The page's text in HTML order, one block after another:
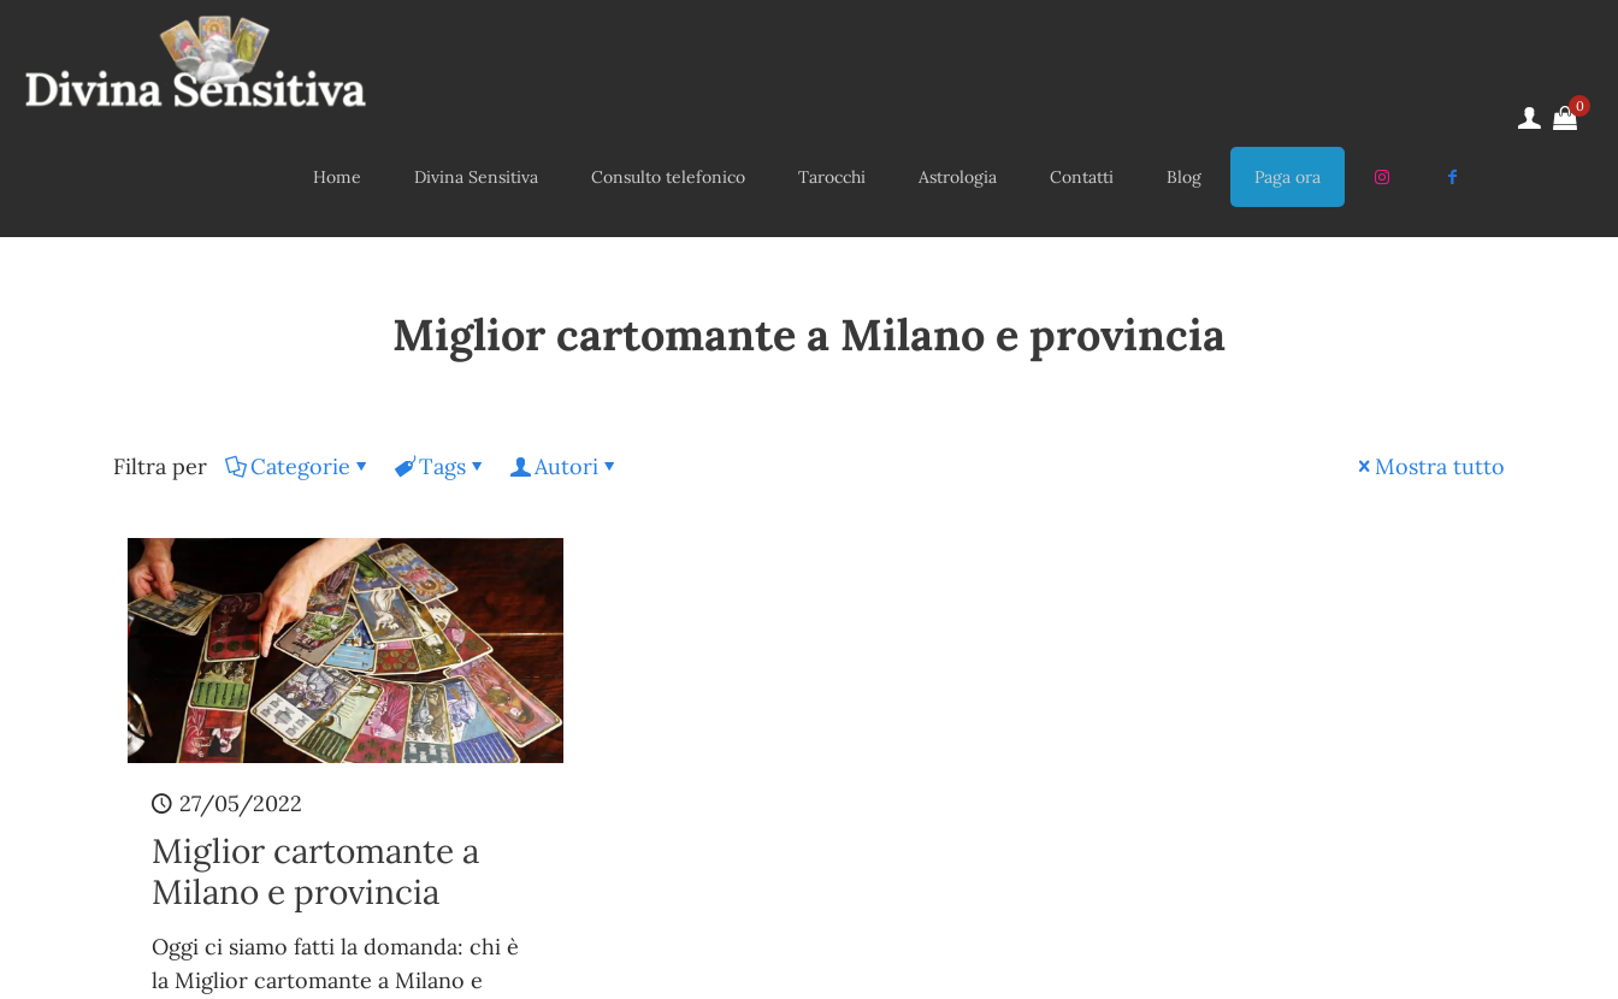
Home Divina Sensitiva Consulto telefonico Tarocchi Astrologia Contatti Blog Paga ora
0
Miglior cartomante a Milano e provincia
Filtra per Categorie Tags Autori Mostra tutto
27/05/2022
Miglior cartomante a
Milano e provincia
Oggi ci siamo fatti la domanda: chi è
la Miglior cartomante a Milano e